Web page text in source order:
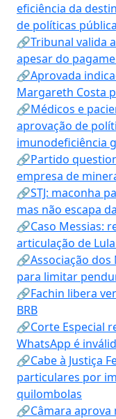
eficiência da
de políticas
🔗Tribunal valida
apesar do
🔗Aprovada
Margareth Costa
🔗Médicos e
aprovação de
imunodeficiência
🔗Partido
empresa de
🔗STJ: maconha
mas não escapa
🔗Caso Messias:
articulação de
🔗Associação
para limitar
🔗Fachin libera
BRB
🔗Corte Especial
WhatsApp é
🔗Cabe à Justiça
particulares por
quilombolas
🔗Câmara